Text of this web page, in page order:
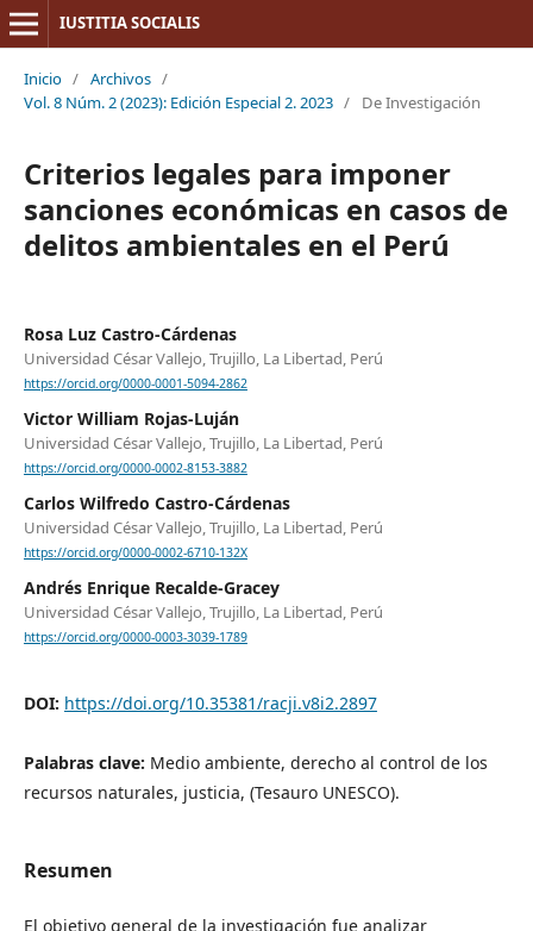
IUSTITIA SOCIALIS
Inicio / Archivos /
Vol. 8 Núm. 2 (2023): Edición Especial 2. 2023 / De Investigación
Criterios legales para imponer
sanciones económicas en casos de
delitos ambientales en el Perú
Rosa Luz Castro-Cárdenas
Universidad César Vallejo, Trujillo, La Libertad, Perú
https://orcid.org/0000-0001-5094-2862
Victor William Rojas-Luján
Universidad César Vallejo, Trujillo, La Libertad, Perú
https://orcid.org/0000-0002-8153-3882
Carlos Wilfredo Castro-Cárdenas
Universidad César Vallejo, Trujillo, La Libertad, Perú
https://orcid.org/0000-0002-6710-132X
Andrés Enrique Recalde-Gracey
Universidad César Vallejo, Trujillo, La Libertad, Perú
https://orcid.org/0000-0003-3039-1789
DOI: https://doi.org/10.35381/racji.v8i2.2897
Palabras clave: Medio ambiente, derecho al control de los
recursos naturales, justicia, (Tesauro UNESCO).
Resumen
El objetivo general de la investigación fue analizar